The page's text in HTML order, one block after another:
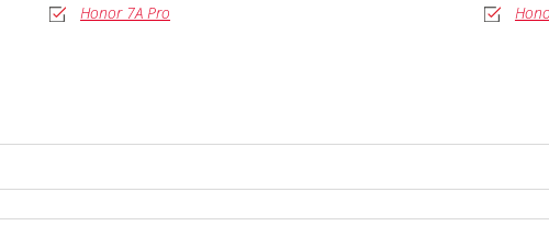
Honor 7A Pro